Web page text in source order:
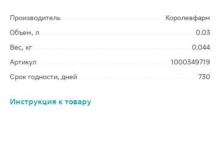
Производитель
Королевфарм
Объем, л
0.03
Вес, кг
0.044
Артикул
1000349719
Срок годности, дней
730
Инструкция к товару